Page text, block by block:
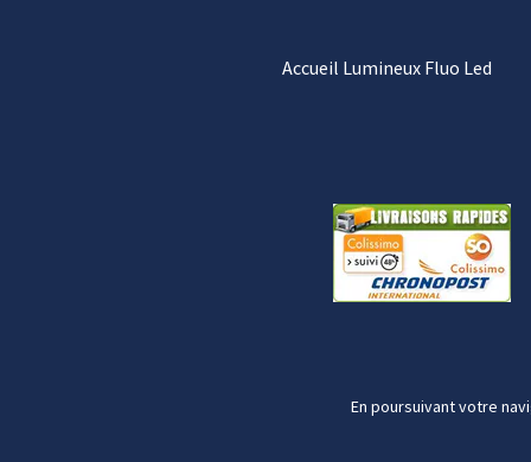
Accueil Lumineux Fluo Led
En poursuivant votre